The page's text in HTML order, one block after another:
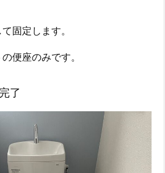
固定します。
便座のみです。
了